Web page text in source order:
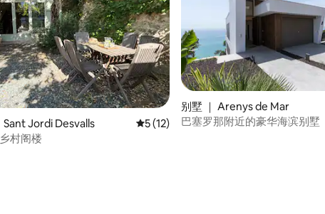
Sant Jordi Desvalls 平均评分 5 分（满分 5 分），共 12 条评价
5 (12)
村阁楼
别墅 ｜ Arenys de Mar
巴塞罗那附近的豪华海滨别墅